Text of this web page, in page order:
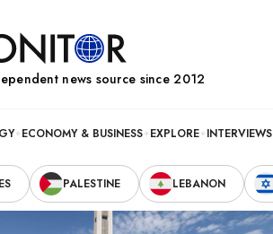
news source since 2012
ECONOMY & BUSINESS EXPLORE INTERVIEWS
PALESTINE LEBANON